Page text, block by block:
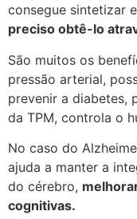
consegue sintetizar
preciso obtê-lo
São muitos os
pressão arterial,
prevenir a diabetes,
da TPM, controla o
No caso do
ajuda a manter a
do cérebro,
cognitivas.